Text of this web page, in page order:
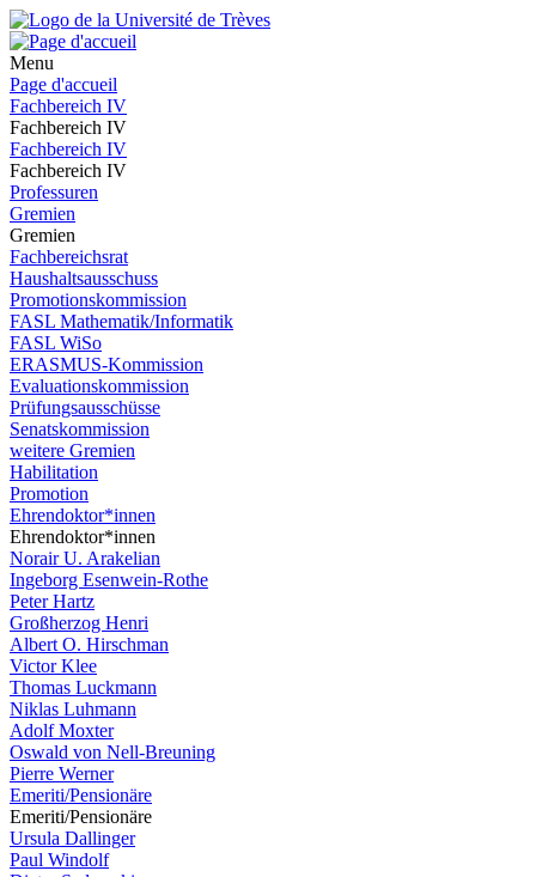
Menu
Page d'accueil
Fachbereich IV
Fachbereich IV
Fachbereich IV
Fachbereich IV
Professuren
Gremien
Gremien
Fachbereichsrat
Haushaltsausschuss
Promotionskommission
FASL Mathematik/Informatik
FASL WiSo
ERASMUS-Kommission
Evaluationskommission
Prüfungsausschüsse
Senatskommission
weitere Gremien
Habilitation
Promotion
Ehrendoktor*innen
Ehrendoktor*innen
Norair U. Arakelian
Ingeborg Esenwein-Rothe
Peter Hartz
Großherzog Henri
Albert O. Hirschman
Victor Klee
Thomas Luckmann
Niklas Luhmann
Adolf Moxter
Oswald von Nell-Breuning
Pierre Werner
Emeriti/Pensionäre
Emeriti/Pensionäre
Ursula Dallinger
Paul Windolf